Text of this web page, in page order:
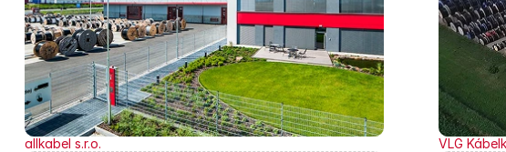
allkabel s.r.o. VLG